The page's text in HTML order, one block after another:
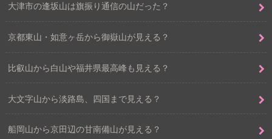
大津市の逢坂山は旗振り通信の山だった？
京都東山・如意ヶ岳から御嶽山が見える？
比叡山から白山や福井県最高峰も見える？
大文字山から淡路島、四国まで見える？
船岡山から京田辺の甘南備山が見える？